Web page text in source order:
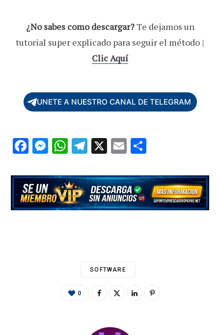
¿No sabes como descargar?Te dejamos un
tutorial super explicado para seguir el método |
Clic Aquí
UNETE A NUESTRO CANAL DE TELEGRAM
F
e
b
o
M
se
n
g
W
at
s
A
T
e
gr
a
X E
ai
l
m
p
ar
SOFTWARE
0